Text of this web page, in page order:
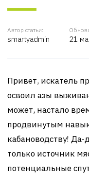
Автор статьи:
smartyadmin 21
Привет, искатель
освоил азы
может, настало
продвинутым
кабановодству!
только источник
потенциальные